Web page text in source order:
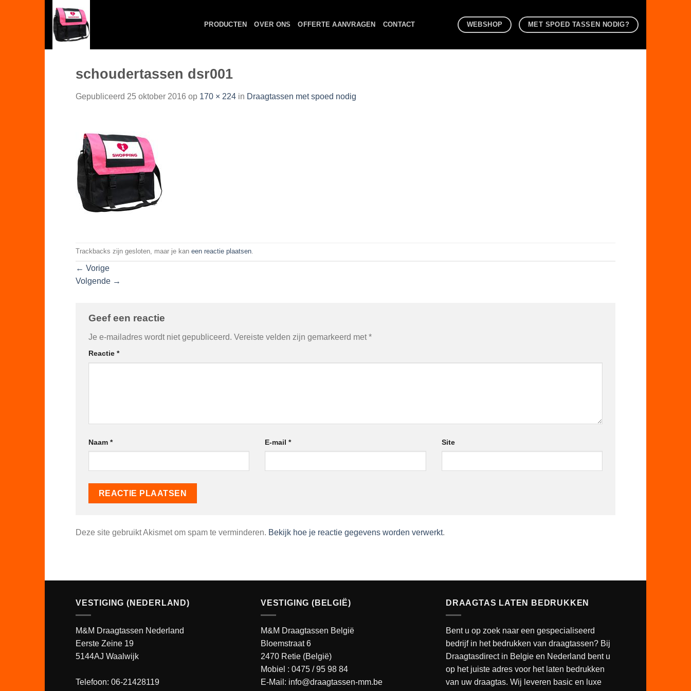
Skip
content
PRODUCTEN OVER ONS OFFERTE AANVRAGEN CONTACT WEBSHOP MET SPOED TASSEN NODIG?
schoudertassen dsr001
Gepubliceerd 25 oktober 2016 op 170 × 224 in Draagtassen met spoed nodig
Trackbacks zijn gesloten, maar je kan een reactie plaatsen
← Vorige
Volgende →
Geef een reactie
Je e-mailadres wordt niet gepubliceerd. Vereiste velden zijn gemarkeerd met*
Reactie *
Naam * E-mail* Site
Deze site gebruikt Akismet om spam te verminderen. Bekijk hoe je reactie gegevens worden verwerkt.
VESTIGING (NEDERLAND)
M&M Draagtassen Nederland
Eerste Zeine 19
5144AJ Waalwijk
Telefoon: 06-21428119
VESTIGING (BELGIË)
M&M Draagtassen België
Bloemstraat 6
2470 Retie (België)
Mobiel : 0475 / 95 98 84
E-Mail: info@draagtassen-mm.be
DRAAGTAS LATEN BEDRUKKEN
Bent u op zoek naar een gespecialiseerd
bedrijf in het bedrukken van draagtassen? Bij
Draagtasdirect in Belgie en Nederland bent u
op het juiste adres voor het laten bedrukken
van uw draagtas. Wij leveren basic en luxe